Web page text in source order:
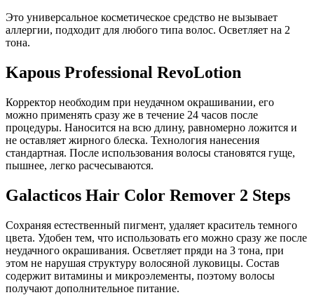
Это универсальное косметическое средство не вызывает
аллергии, подходит для любого типа волос. Осветляет на 2
тона.
Kapous Professional RevoLotion
Корректор необходим при неудачном окрашивании, его
можно применять сразу же в течение 24 часов после
процедуры. Наносится на всю длину, равномерно ложится и
не оставляет жирного блеска. Технология нанесения
стандартная. После использования волосы становятся гуще,
пышнее, легко расчесываются.
Galacticos Hair Color Remover 2 Steps
Сохраняя естественный пигмент, удаляет краситель темного
цвета. Удобен тем, что использовать его можно сразу же после
неудачного окрашивания. Осветляет пряди на 3 тона, при
этом не нарушая структуру волосяной луковицы. Состав
содержит витамины и микроэлементы, поэтому волосы
получают дополнительное питание.